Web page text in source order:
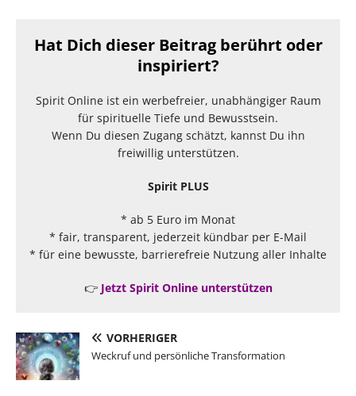
Hat Dich dieser Beitrag berührt oder
inspiriert?
Spirit Online ist ein werbefreier, unabhängiger Raum
für spirituelle Tiefe und Bewusstsein.
Wenn Du diesen Zugang schätzt, kannst Du ihn
freiwillig unterstützen.
Spirit PLUS
* ab 5 Euro im Monat
* fair, transparent, jederzeit kündbar per E-Mail
* für eine bewusste, barrierefreie Nutzung aller Inhalte
👉 Jetzt Spirit Online unterstützen
VORHERIGER
Weckruf und persönliche Transformation